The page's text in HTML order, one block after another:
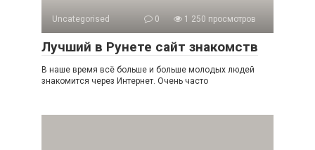
Uncategorised 0 1 250 просмотров
Лучший в Рунете сайт знакомств
В наше время всё больше и больше молодых людей
знакомится через Интернет. Очень часто